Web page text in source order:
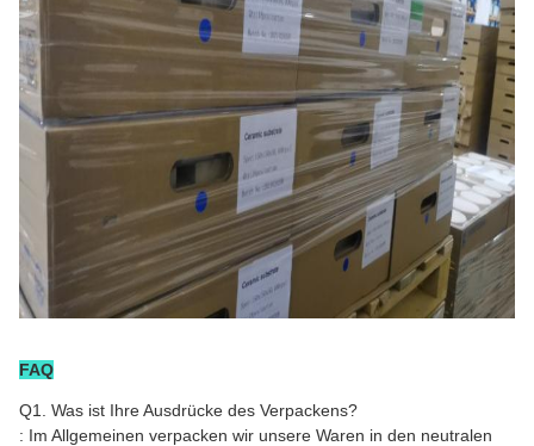
FAQ
Q1. Was ist Ihre Ausdrücke des Verpackens?
: Im Allgemeinen verpacken wir unsere Waren in den neutralen